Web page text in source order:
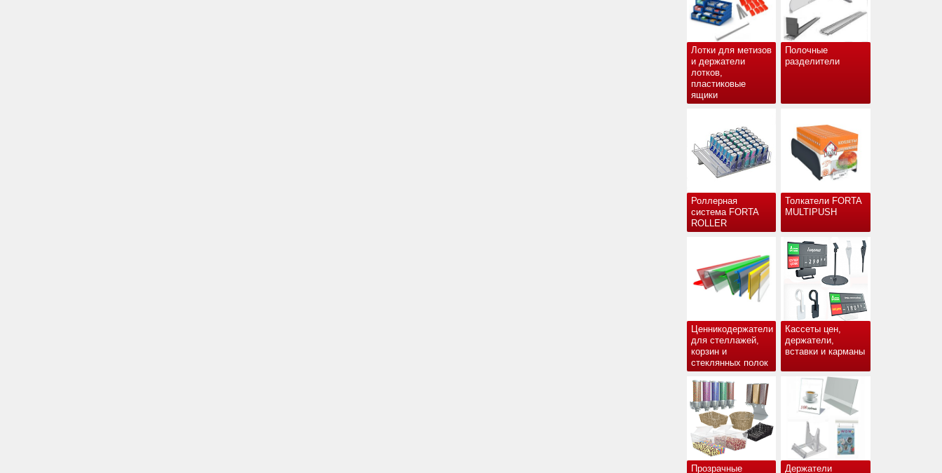
Лотки для метизов
и держатели
лотков,
пластиковые
ящики
Полочные
разделители
Роллерная
система FORTA
ROLLER
Толкатели FORTA
MULTIPUSH
Ценникодержатели
для стеллажей,
корзин и
стеклянных полок
Кассеты цен,
держатели,
вставки и карманы
Прозрачные Держатели